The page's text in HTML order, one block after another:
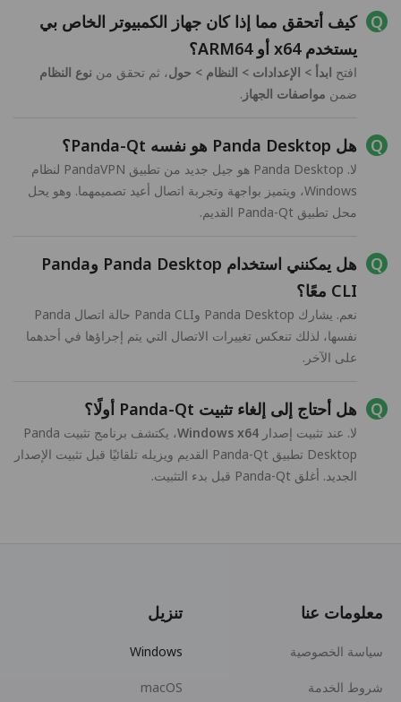
كيف أتحقق مما إذا كان جهاز الكمبيوتر الخاص بي
يستخدم x64 أو ARM64؟
افتح ابدأ > الإعدادات > النظام > حول، ثم تحقق من نوع النظام
ضمن مواصفات الجهاز .
هل Panda Desktop هو نفسه Panda-Qt؟
لا. Panda Desktop هو جيل جديد من تطبيق PandaVPN لنظام
Windows، ويتميز بواجهة وتجربة اتصال أعيد تصميمهما. وهو يحل
محل تطبيق Panda-Qt القديم.
هل يمكنني استخدام Panda Desktop وPanda
CLI معًا؟
نعم. يشارك Panda Desktop وPanda CLI حالة اتصال Panda
نفسها، لذلك تنعكس تغييرات الاتصال التي يتم إجراؤها في أحدهما
على الآخر.
هل أحتاج إلى إلغاء تثبيت Panda-Qt أولًا؟
لا. عند تثبيت إصدار Windows x64
، يكتشف برنامج تثبيت Panda
Desktop تطبيق Panda-Qt القديم ويزيله تلقائيًا قبل تثبيت الإصدار
الجديد. أغلق Panda-Qt قبل بدء التثبيت.
معلومات عنا
سياسة الخصوصية
شروط الخدمة
تنزيل
Windows
macOS